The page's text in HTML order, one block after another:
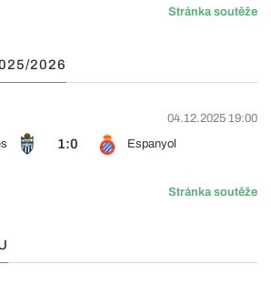
Stránka soutěže
2026
04.12.2025 19:00
1:0 Espanyol
Stránka soutěže